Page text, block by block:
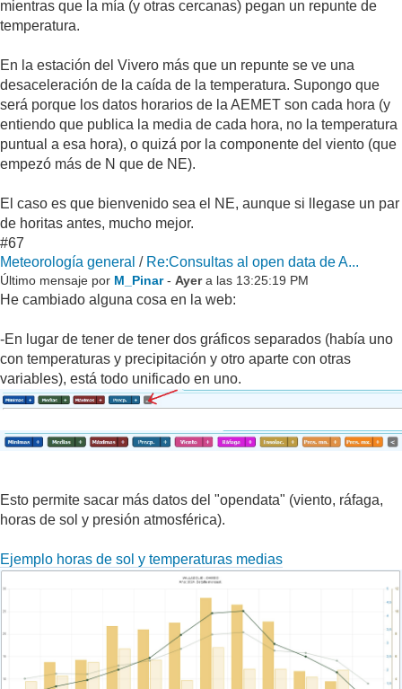
mientras que la mía (y otras cercanas) pegan un repunte de
temperatura.
En la estación del Vivero más que un repunte se ve una
desaceleración de la caída de la temperatura. Supongo que
será porque los datos horarios de la AEMET son cada hora (y
entiendo que publica la media de cada hora, no la temperatura
puntual a esa hora), o quizá por la componente del viento (que
empezó más de N que de NE).
El caso es que bienvenido sea el NE, aunque si llegase un par
de horitas antes, mucho mejor.
#67
Meteorología general / Re:Consultas al open data de A...
Último mensaje por M_Pinar - Ayera las 13:25:19 PM
He cambiado alguna cosa en la web:
-En lugar de tener de tener dos gráficos separados (había uno
con temperaturas y precipitación y otro aparte con otras
variables), está todo unificado en uno.
Esto permite sacar más datos del "opendata" (viento, ráfaga,
horas de sol y presión atmosférica).
Ejemplo horas de sol y temperaturas medias